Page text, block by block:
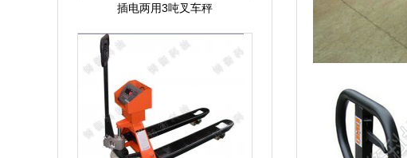
插电两用3吨叉车秤